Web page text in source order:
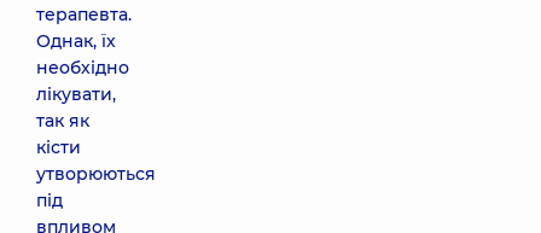
терапевта.
Однак, їх
необхідно
лікувати,
так як
кісти
утворюються
під
впливом